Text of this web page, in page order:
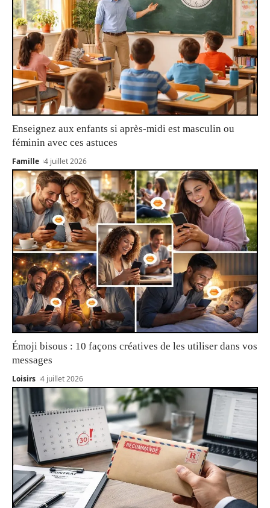
Enseignez aux enfants si après-midi est masculin ou
féminin avec ces astuces
Famille 4 juillet 2026
Émoji bisous : 10 façons créatives de les utiliser dans vos
messages
Loisirs 4 juillet 2026